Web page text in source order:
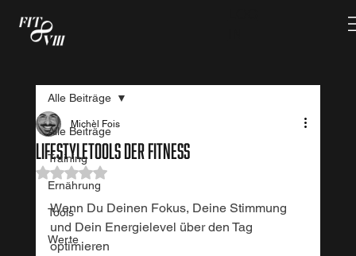
Alle Beiträge
Training
Ernährung
Tools
Werte
Alle Beiträge
lifestyletools der fitness
Michèl Fois
Mit NaN von 5 Sternen bewertet.
Wenn Du Deinen Fokus, Deine Stimmung
und Dein Energielevel über den Tag
optimieren